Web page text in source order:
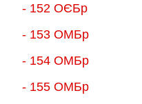
- 152 ОЄБр
- 153 ОМБр
- 154 ОМБр
- 155 ОMБр